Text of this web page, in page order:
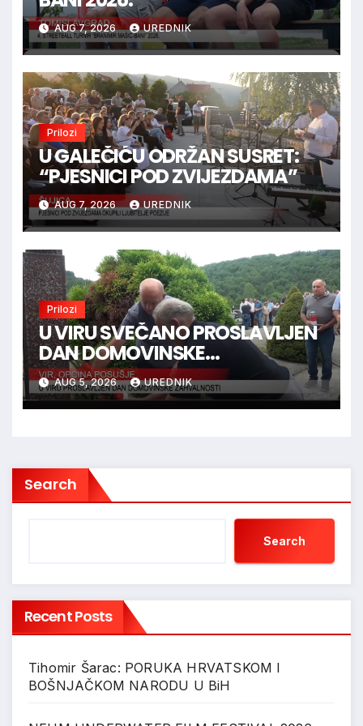
AUG 7, 2026 UREDNIK
Prilozi
U GALEČIĆU ODRŽAN SUSRET:
“PJESNICI POD ZVIJEZDAMA”
AUG 7, 2026 UREDNIK
Prilozi
U VIRU SVEČANO PROSLAVLJEN
DAN DOMOVINSKE
ZAHVALNOSTI
AUG 5, 2026 UREDNIK
Search
Search
Recent Posts
Tihomir Šarac: PORUKA HRVATSKOM I
BOŠNJAČKOM NARODU U BiH